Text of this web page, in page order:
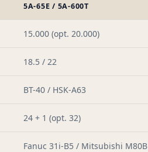
5A-65E / 5A-600T
15.000 (opt. 20.000)
18.5 / 22
BT-40 / HSK-A63
24 + 1 (opt. 32)
Fanuc 31i-B5 / Mitsubishi M80B